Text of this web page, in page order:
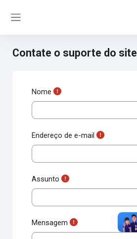
Contate o suporte do site
Nome
Endereço de e-mail
Assunto
Mensagem